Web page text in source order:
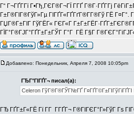
Г“ Г¬ГҐГ­Гї Г•Гђ,ГЄГ®Г¬ГЇ Г­ГҐ Г®Г·ГҐГ­Гј
Г±Г®ГІГ®ГўГ»Гµ ГІГҐГ«ГҐГґГ®Г­Г®Гў ГЁ Г¤Г°.
ГЏГ®Г±ГІГ ГўГЁГ« ГЄГ«Г
ГЇГ°Г®ГЈГ°ГҐГ±Г±ГЎГ Г°Г ГЁ Г§Г
Добавлено: Понедельник, Апреля 7, 2008 10:05pm
ГЂГ°ГІГҐГ¬ писал(а):
Celeron ГўГ®Г®ГЎГ№ГҐ Г¤ГҐГ©Г±ГІГўГіГҐГІ
ГЂ ГҐГ±Г«ГЁ Гї Г­Г Г­ГҐГ¬ Г®ГІГЄГ°Г»ГўГ Гѕ